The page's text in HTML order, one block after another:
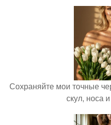
Сохраняйте мои точные
скул, носа